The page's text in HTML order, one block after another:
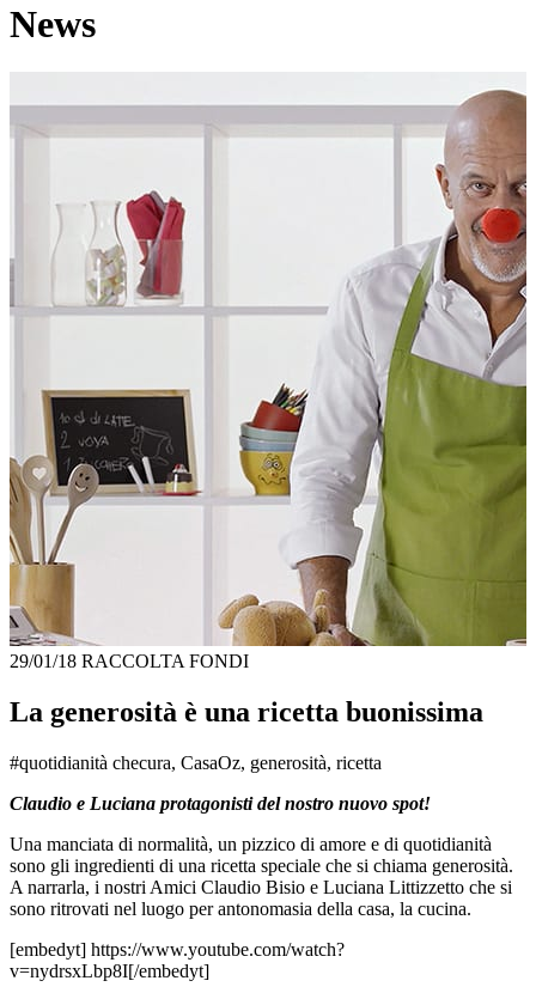
News
29/01/18 RACCOLTA FONDI
La generosità è una ricetta buonissima
#quotidianità checura, CasaOz, generosità, ricetta
Claudio e Luciana protagonisti del nostro nuovo spot!
Una manciata di normalità, un pizzico di amore e di quotidianità
sono gli ingredienti di una ricetta speciale che si chiama generosità.
A narrarla, i nostri Amici Claudio Bisio e Luciana Littizzetto che si
sono ritrovati nel luogo per antonomasia della casa, la cucina.
[embedyt] https://www.youtube.com/watch?
v=nydrsxLbp8I[/embedyt]